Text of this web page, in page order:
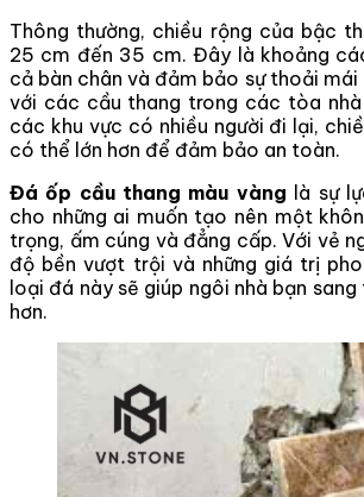
Thông thường, chiều rộng của bậc
25 cm đến 35 cm. Đây là khoảng
cả bàn chân và đảm bảo sự thoải mái
với các cầu thang trong các tòa
các khu vực có nhiều người đi lại,
có thể lớn hơn để đảm bảo an toàn.
Đá ốp cầu thang màu vàng là sự
cho những ai muốn tạo nên một
trọng, ấm cúng và đẳng cấp. Với vẻ
độ bền vượt trội và những giá trị
loại đá này sẽ giúp ngôi nhà bạn
hơn.